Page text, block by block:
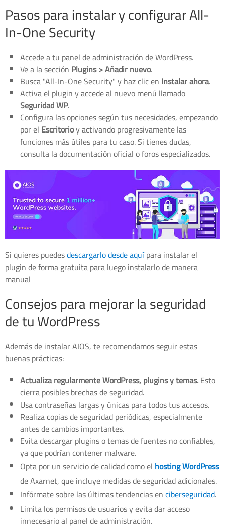
Pasos para instalar y configurar All-
In-One Security
Accede a tu panel de administración de WordPress.
Ve a la sección Plugins > Añadir nuevo.
Busca "All-In-One Security" y haz clic en Instalar ahora.
Activa el plugin y accede al nuevo menú llamado
Seguridad WP.
Configura las opciones según tus necesidades, empezando
por el Escritorioy activando progresivamente las
funciones más útiles para tu caso. Si tienes dudas,
consulta la documentación oficial o foros especializados.
Si quieres puedesdescargarlo desde aquípara instalar el
plugin de forma gratuita para luego instalarlo de manera
manual
Consejos para mejorar la seguridad
de tu WordPress
Además de instalar AIOS, te recomendamos seguir estas
buenas prácticas:
Actualiza regularmente WordPress, plugins y temas.Esto
cierra posibles brechas de seguridad.
Usa contraseñas largas y únicas para todos tus accesos.
Realiza copias de seguridad periódicas, especialmente
antes de cambios importantes.
Evita descargar plugins o temas de fuentes no confiables,
ya que podrían contener malware.
Opta por un servicio de calidad como el hosting WordPress
de Axarnet, que incluye medidas de seguridad adicionales.
Infórmate sobre las últimas tendencias enciberseguridad.
Limita los permisos de usuarios y evita dar acceso
innecesario al panel de administración.